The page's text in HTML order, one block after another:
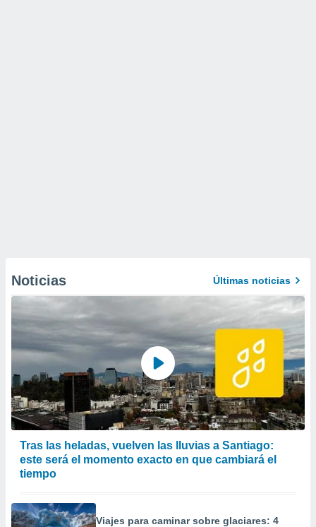
Noticias Últimas noticias
Tras las heladas, vuelven las lluvias a Santiago:
este será el momento exacto en que cambiará el
tiempo
Viajes para caminar sobre glaciares: 4